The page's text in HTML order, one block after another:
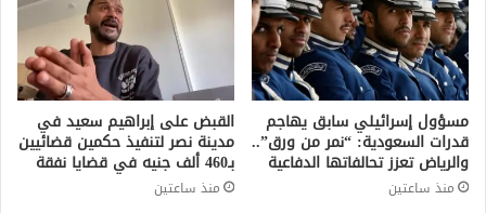
مسؤول إسرائيلي سابق يهاجم
قدرات السعودية: “نمر من ورق”..
والرياض تعزز تحالفاتها الدفاعية
منذ ساعتين
القبض على إبراهيم سعيد في
مدينة نصر لتنفيذ حكمين قضائيين
بـ460 ألف جنيه في قضايا نفقة
منذ ساعتين